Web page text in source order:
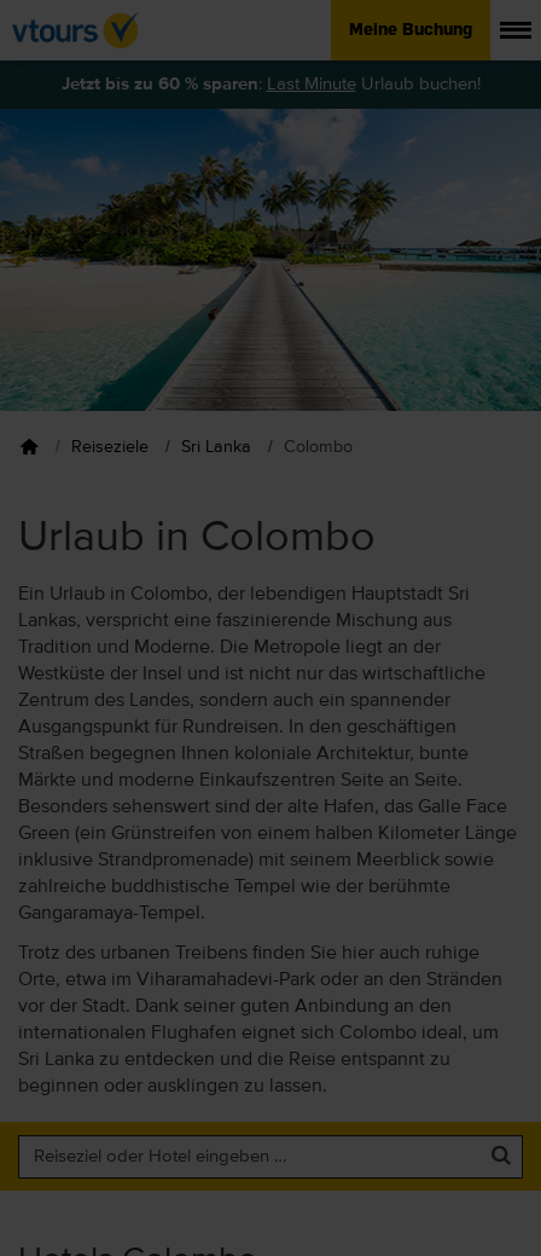
Meine Buchung
Jetzt bis zu 60 % sparen: Last MinuteUrlaub buchen!
Reiseziele Sri Lanka Colombo
Urlaub in Colombo
Ein Urlaub in Colombo, der lebendigen Hauptstadt Sri
Lankas, verspricht eine faszinierende Mischung aus
Tradition und Moderne. Die Metropole liegt an der
Westküste der Insel und ist nicht nur das wirtschaftliche
Zentrum des Landes, sondern auch ein spannender
Ausgangspunkt für Rundreisen. In den geschäftigen
Straßen begegnen Ihnen koloniale Architektur, bunte
Märkte und moderne Einkaufszentren Seite an Seite.
Besonders sehenswert sind der alte Hafen, das Galle Face
Green (ein Grünstreifen von einem halben Kilometer Länge
inklusive Strandpromenade) mit seinem Meerblick sowie
zahlreiche buddhistische Tempel wie der berühmte
Gangaramaya-Tempel.
Trotz des urbanen Treibens finden Sie hier auch ruhige
Orte, etwa im Viharamahadevi-Park oder an den Stränden
vor der Stadt. Dank seiner guten Anbindung an den
internationalen Flughafen eignet sich Colombo ideal, um
Sri Lanka zu entdecken und die Reise entspannt zu
beginnen oder ausklingen zu lassen.